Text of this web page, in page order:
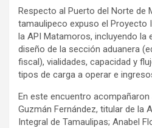
Respecto al Puerto del Norte de
tamaulipeco expuso el Proyecto
la API Matamoros, incluyendo la
diseño de la sección aduanera
fiscal), vialidades, capacidad y
tipos de carga a operar e
En este encuentro
Guzmán Fernández, titular de la
Integral de Tamaulipas; Anabel